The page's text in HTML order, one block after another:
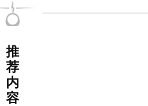
推
荐
内
容